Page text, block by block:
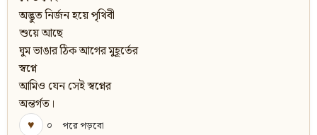
অদ্ভুত নির্জন হয়ে পৃথিবী
শুয়ে আছে
ঘুম ভাঙার ঠিক আগের মুহূর্তের
স্বপ্নে
আমিও যেন সেই স্বপ্নের
অন্তর্গত।
♥
০ পরে পড়বো